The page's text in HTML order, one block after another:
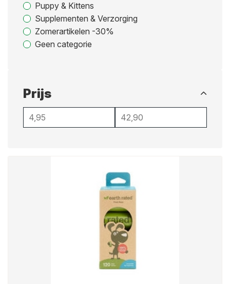
Puppy & Kittens
Supplementen & Verzorging
Zomerartikelen -30%
Geen categorie
Prijs